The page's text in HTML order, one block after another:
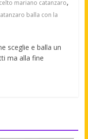
mariano catanzaro
balla con la
sceglie e balla un
ma alla fine